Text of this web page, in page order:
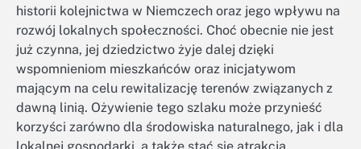
historii kolejnictwa w Niemczech oraz jego wpływu na
rozwój lokalnych społeczności. Choć obecnie nie jest
już czynna, jej dziedzictwo żyje dalej dzięki
wspomnieniom mieszkańców oraz inicjatywom
mającym na celu rewitalizację terenów związanych z
dawną linią. Ożywienie tego szlaku może przynieść
korzyści zarówno dla środowiska naturalnego, jak i dla